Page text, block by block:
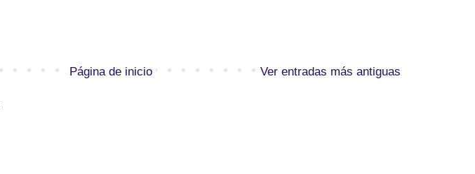
Ver entradas más antiguas
Página de inicio